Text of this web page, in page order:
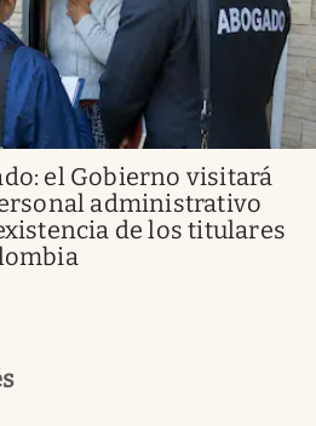
el Gobierno visitará
administrativo
de los titulares